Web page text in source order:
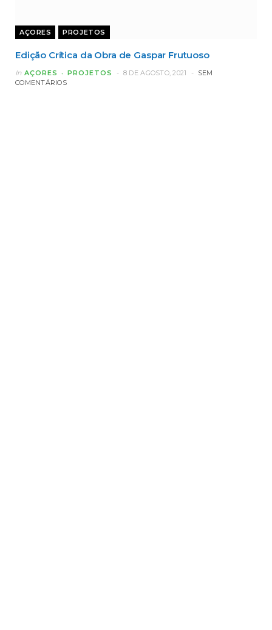
AÇORES PROJETOS
Edição Crítica da Obra de Gaspar Frutuoso
In AÇORES PROJETOS 8 DE AGOSTO, 2021
SEM
COMENTÁRIOS